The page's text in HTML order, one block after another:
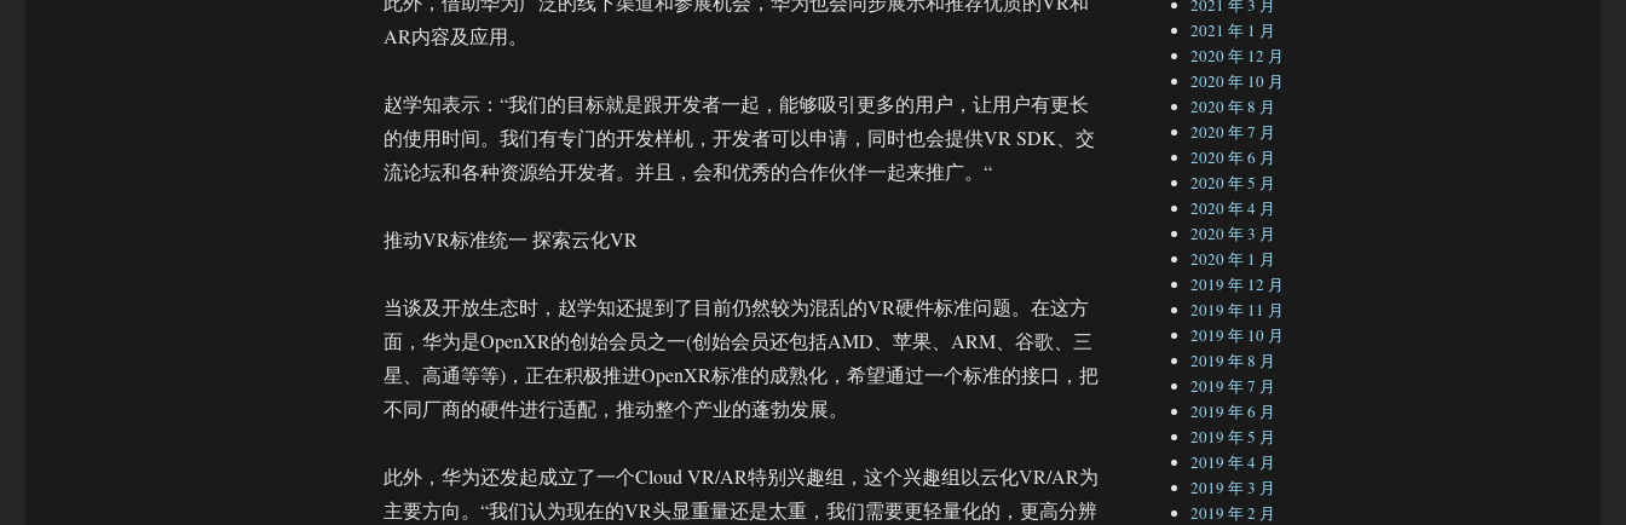
AR内容及应用。
赵学知表示：“我们的目标就是跟开发者一起，能够吸引更多的用户，让用户有更长
的使用时间。我们有专门的开发样机，开发者可以申请，同时也会提供VR SDK、交
流论坛和各种资源给开发者。并且，会和优秀的合作伙伴一起来推广。“
推动VR标准统一 探索云化VR
当谈及开放生态时，赵学知还提到了目前仍然较为混乱的VR硬件标准问题。在这方
面，华为是OpenXR的创始会员之一(创始会员还包括AMD、苹果、ARM、谷歌、三
星、高通等等)，正在积极推进OpenXR标准的成熟化，希望通过一个标准的接口，把
不同厂商的硬件进行适配，推动整个产业的蓬勃发展。
此外，华为还发起成立了一个Cloud VR/AR特别兴趣组，这个兴趣组以云化VR/AR为
主要方向。“我们认为现在的VR头显重量还是太重，我们需要更轻量化的，更高分辨
2021 年 3 月
2021 年 1 月
2020 年 12 月
2020 年 10 月
2020 年 8 月
2020 年 7 月
2020 年 6 月
2020 年 5 月
2020 年 4 月
2020 年 3 月
2020 年 1 月
2019 年 12 月
2019 年 11 月
2019 年 10 月
2019 年 8 月
2019 年 7 月
2019 年 6 月
2019 年 5 月
2019 年 4 月
2019 年 3 月
2019 年 2 月